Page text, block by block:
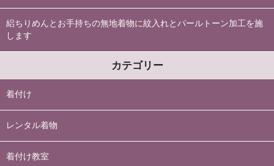
絽ちりめんとお手持ちの無地着物に紋入れとパールトーン加工を施
します
カテゴリー
着付け
レンタル着物
着付け教室